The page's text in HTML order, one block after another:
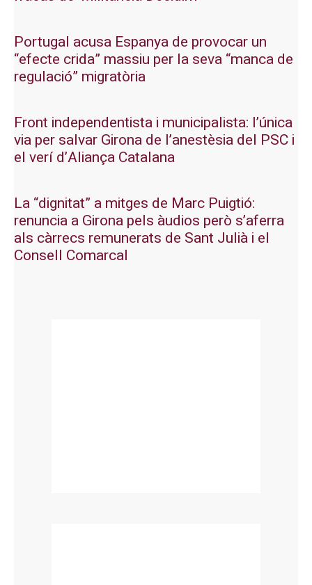
Portugal acusa Espanya de provocar un
“efecte crida” massiu per la seva “manca de
regulació” migratòria
Front independentista i municipalista: l’única
via per salvar Girona de l’anestèsia del PSC i
el verí d’Aliança Catalana
La “dignitat” a mitges de Marc Puigtió:
renuncia a Girona pels àudios però s’aferra
als càrrecs remunerats de Sant Julià i el
Consell Comarcal